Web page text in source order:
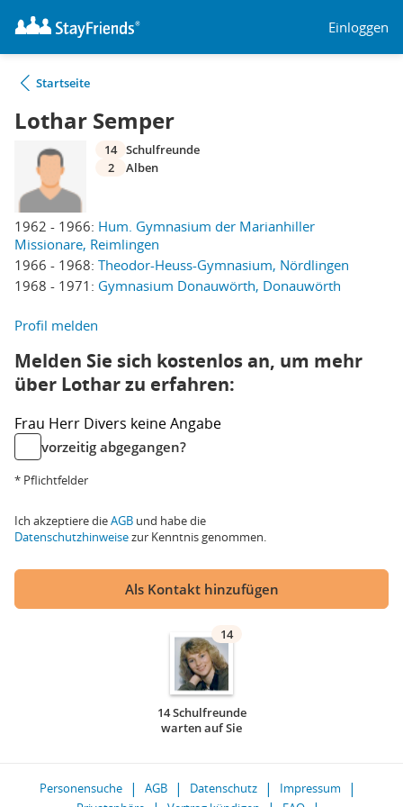
Einloggen
Startseite
Lothar Semper
1962 - 1966: Hum. Gymnasium der Marianhiller
Missionare, Reimlingen
1966 - 1968: Theodor-Heuss-Gymnasium, Nördlingen
1968 - 1971: Gymnasium Donauwörth, Donauwörth
14 Schulfreunde
2
Alben
Profil melden
Melden Sie sich kostenlos an, um mehr
über Lothar zu erfahren:
Frau Herr Divers keine Angabe
vorzeitig abgegangen?
* Pflichtfelder
Ich akzeptiere dieAGB und habe die
Datenschutzhinweisezur Kenntnis genommen.
Als Kontakt hinzufügen
14
14 Schulfreunde
warten auf Sie
Personensuche AGB Datenschutz
Impressum